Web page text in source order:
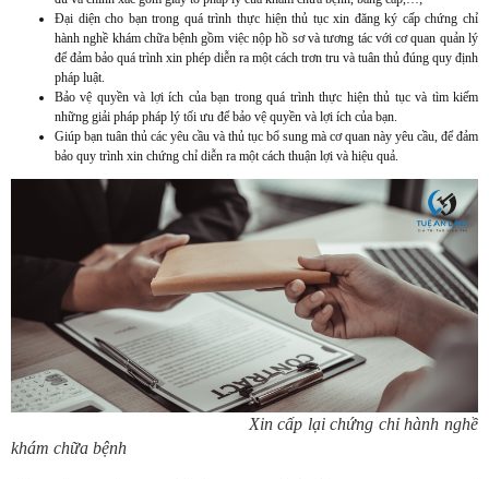
Đại diện cho bạn trong quá trình thực hiện thủ tục xin đăng ký cấp chứng chỉ
hành nghề khám chữa bệnh gồm việc nộp hồ sơ và tương tác với cơ quan quản lý
để đảm bảo quá trình xin phép diễn ra một cách trơn tru và tuân thủ đúng quy định
pháp luật.
Bảo vệ quyền và lợi ích của bạn trong quá trình thực hiện thủ tục và tìm kiếm
những giải pháp pháp lý tối ưu để bảo vệ quyền và lợi ích của bạn.
Giúp bạn tuân thủ các yêu cầu và thủ tục bổ sung mà cơ quan này yêu cầu, để đảm
bảo quy trình xin chứng chỉ diễn ra một cách thuận lợi và hiệu quả.
Xin cấp lại chứng chỉ hành nghề
khám chữa bệnh